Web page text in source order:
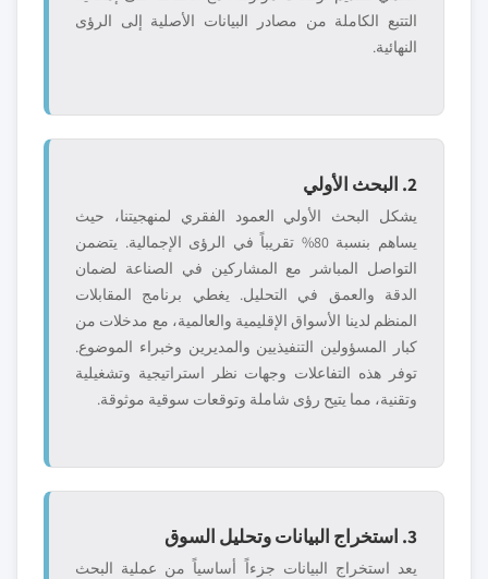
التتبع الكاملة من مصادر البيانات الأصلية إلى الرؤى
النهائية.
2. البحث الأولي
يشكل البحث الأولي العمود الفقري لمنهجيتنا، حيث
يساهم بنسبة 80% تقريباً في الرؤى الإجمالية. يتضمن
التواصل المباشر مع المشاركين في الصناعة لضمان
الدقة والعمق في التحليل. يغطي برنامج المقابلات
المنظم لدينا الأسواق الإقليمية والعالمية، مع مدخلات من
كبار المسؤولين التنفيذيين والمديرين وخبراء الموضوع.
توفر هذه التفاعلات وجهات نظر استراتيجية وتشغيلية
وتقنية، مما يتيح رؤى شاملة وتوقعات سوقية موثوقة.
3. استخراج البيانات وتحليل السوق
يعد استخراج البيانات جزءاً أساسياً من عملية البحث